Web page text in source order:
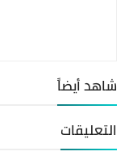
شاهد أيضاً
التعليقات